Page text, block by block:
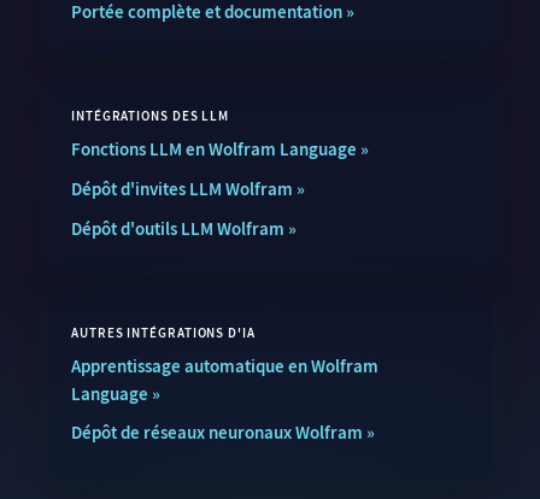
Portée complète et documentation
INTÉGRATIONS DES LLM
Fonctions LLM en Wolfram Language
Dépôt d'invites LLM Wolfram
Dépôt d'outils LLM Wolfram
AUTRES INTÉGRATIONS D'IA
Apprentissage automatique en Wolfram
Language
Dépôt de réseaux neuronaux Wolfram